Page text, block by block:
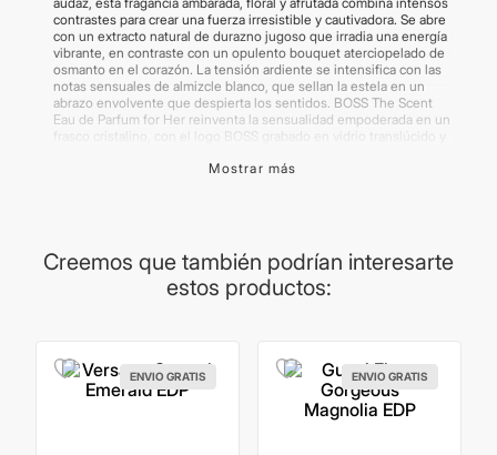
contrastes para crear una fuerza irresistible y cautivadora. Se abre
con un extracto natural de durazno jugoso que irradia una energía
vibrante, en contraste con un opulento bouquet aterciopelado de
osmanto en el corazón. La tensión ardiente se intensifica con las
notas sensuales de almizcle blanco, que sellan la estela en un
abrazo envolvente que despierta los sentidos. BOSS The Scent
Eau de Parfum for Her reinventa la sensualidad empoderada en un
frasco cristalino, con el logo BOSS grabado en vidrio translúcido y
multifacética refleja el duelo sensorial de esta fragancia de tono
Algunos productos pueden renovar su packaging.
Mostrar más
Creemos que también podrían interesarte
estos productos:
ENVIO GRATIS ENVIO GRATIS